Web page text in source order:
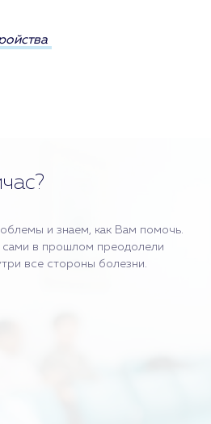
и знаем, как Вам помочь.
сами в прошлом преодолели
все стороны болезни.